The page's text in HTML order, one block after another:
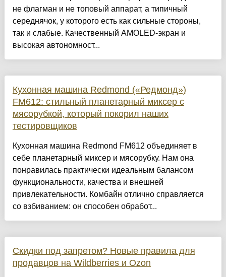
не флагман и не топовый аппарат, а типичный
середнячок, у которого есть как сильные стороны,
так и слабые. Качественный AMOLED-экран и
высокая автономност...
Кухонная машина Redmond («Редмонд»)
FM612: стильный планетарный миксер с
мясорубкой, который покорил наших
тестировщиков
Кухонная машина Redmond FM612 объединяет в
себе планетарный миксер и мясорубку. Нам она
понравилась практически идеальным балансом
функциональности, качества и внешней
привлекательности. Комбайн отлично справляется
со взбиванием: он способен обработ...
Скидки под запретом? Новые правила для
продавцов на Wildberries и Ozon